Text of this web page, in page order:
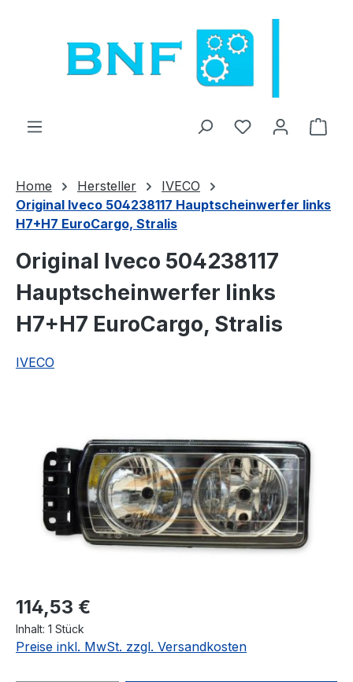
Du hast 0
Home Hersteller
IVECO
Original Iveco 504238117 Hauptscheinwerfer links
H7+H7 EuroCargo, Stralis
Original Iveco 504238117
Hauptscheinwerfer links
H7+H7 EuroCargo, Stralis
IVECO
Regulärer Preis:
114,53 €
Inhalt: 1 Stück
Preise inkl. MwSt. zzgl. Versandkosten